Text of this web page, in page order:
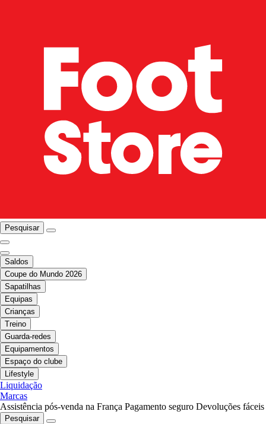
Pesquisar
Saldos
Coupe do Mundo 2026
Sapatilhas
Equipas
Crianças
Treino
Guarda-redes
Equipamentos
Espaço do clube
Lifestyle
Liquidação
Marcas
Assistência pós-venda na França Pagamento seguro Devoluções fáceis
Pesquisar